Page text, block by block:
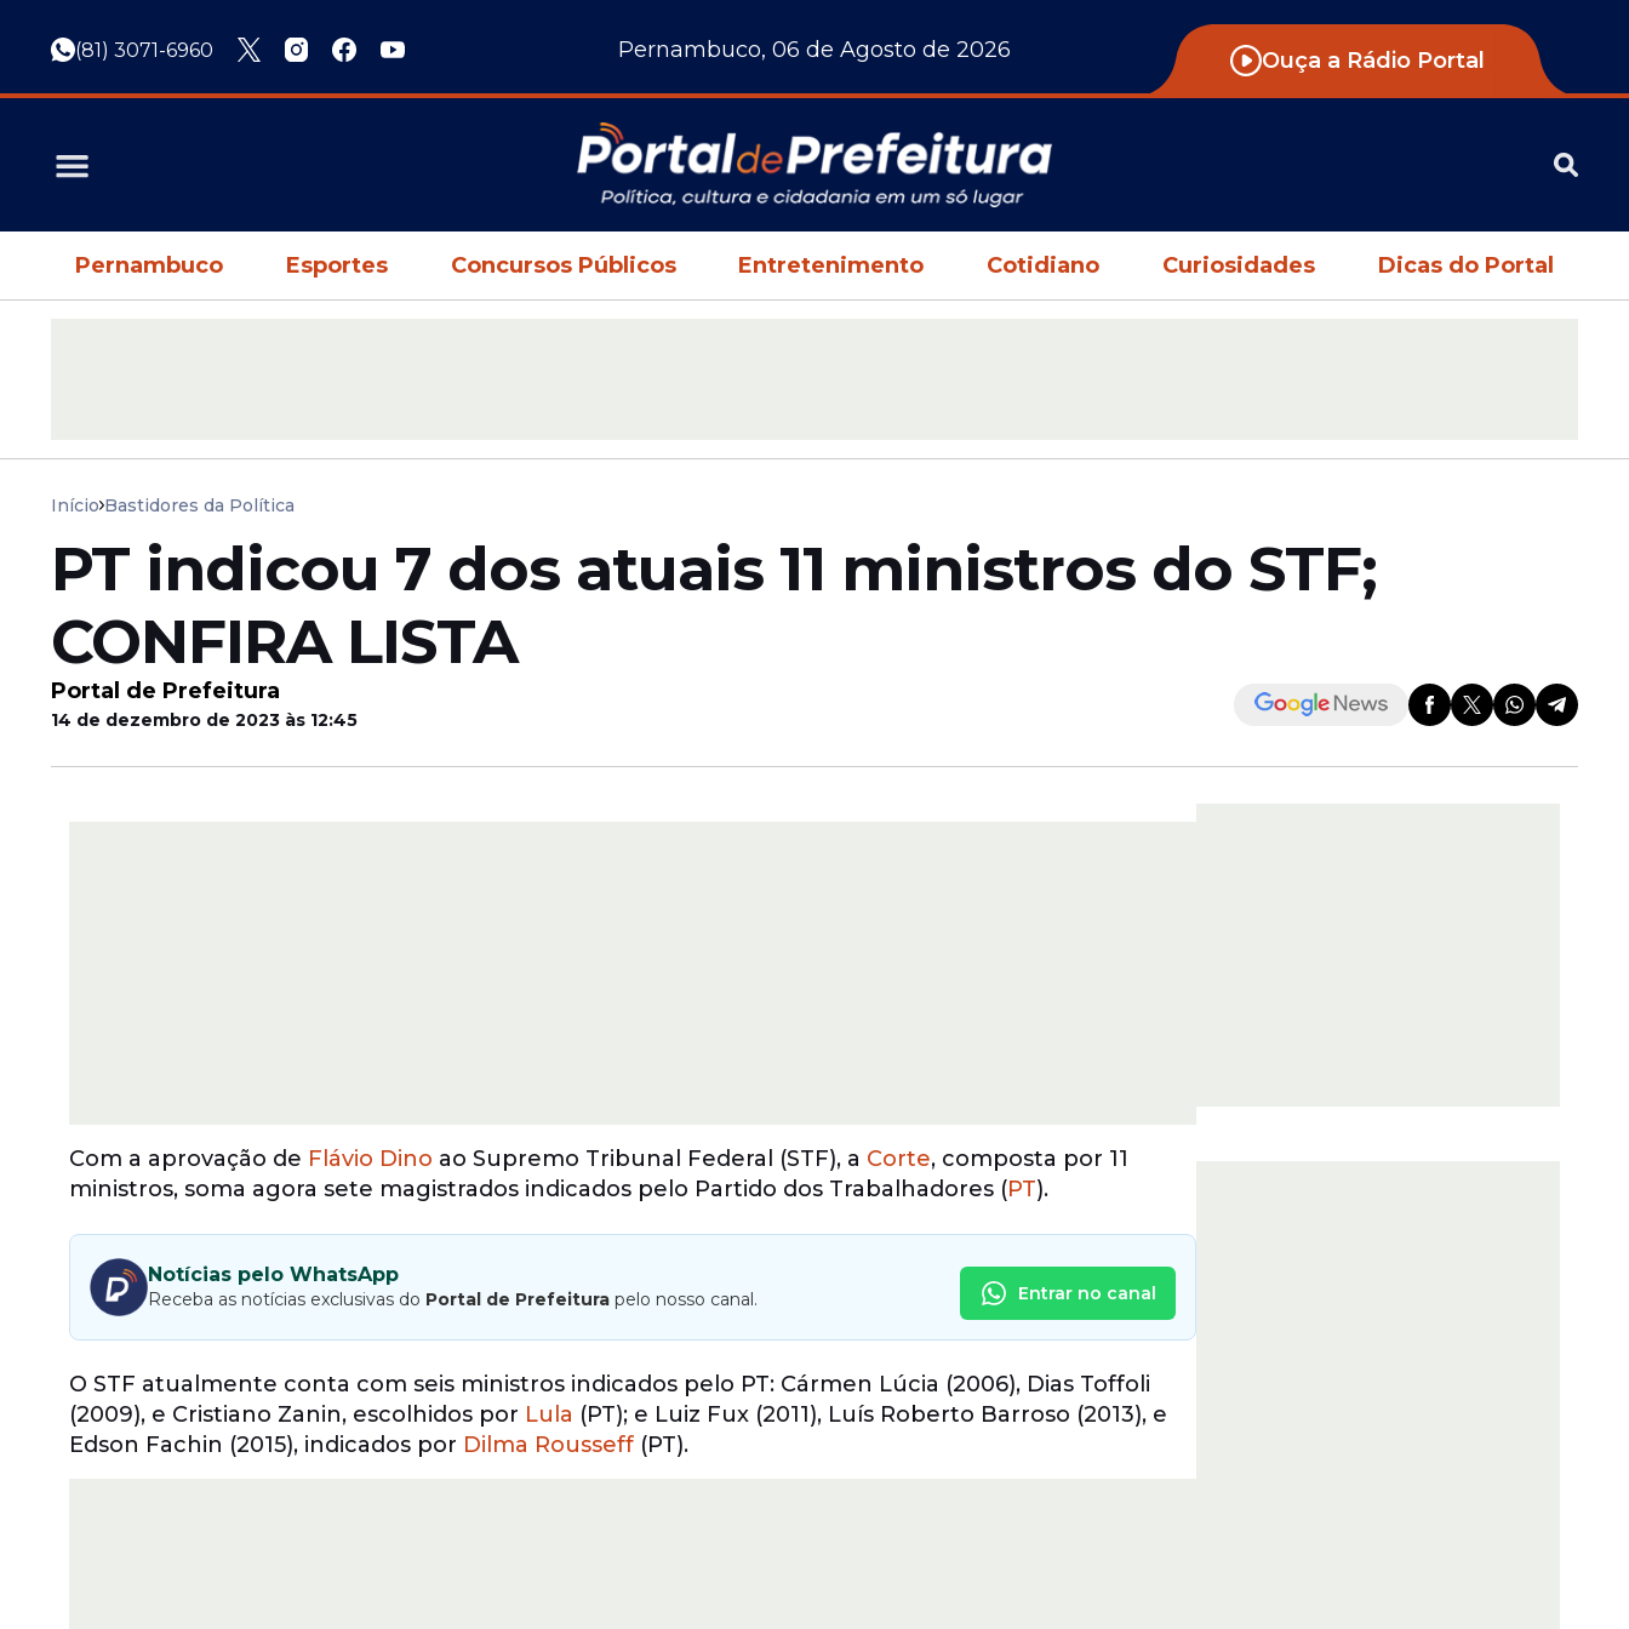
(81) 3071-6960 Pernambuco, 06 de Agosto de 2026 Ouça a Rádio Portal
Pernambuco Esportes Concursos Públicos Entretenimento Cotidiano Curiosidades Dicas do Portal
Início Bastidores da Política
PT indicou 7 dos atuais 11 ministros do STF;
CONFIRA LISTA
Portal de Prefeitura
14 de dezembro de 2023 às 12:45
Com a aprovação de Flávio Dino ao Supremo Tribunal Federal (STF), a Corte, composta por 11
ministros, soma agora sete magistrados indicados pelo Partido dos Trabalhadores (PT).
Notícias pelo WhatsApp
Receba as notícias exclusivas do Portal de Prefeitura pelo nosso canal. Entrar no canal
O STF atualmente conta com seis ministros indicados pelo PT: Cármen Lúcia (2006), Dias Toffoli
(2009), e Cristiano Zanin, escolhidos por Lula (PT); e Luiz Fux (2011), Luís Roberto Barroso (2013), e
Edson Fachin (2015), indicados por Dilma Rousseff (PT).